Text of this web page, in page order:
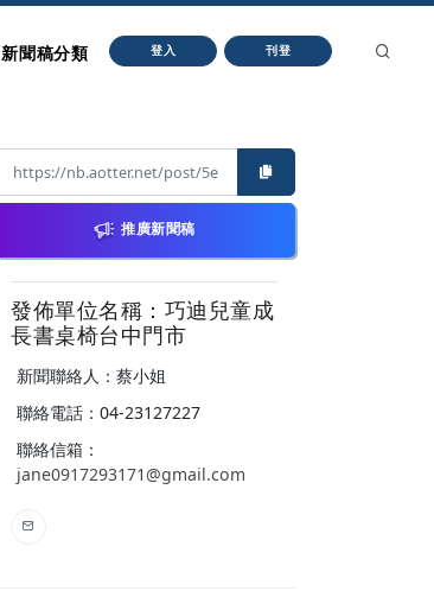
新聞稿分類 登入 刊登
推廣新聞稿
發佈單位名稱：巧迪兒童成
長書桌椅台中門市
新聞聯絡人：蔡小姐
聯絡電話：04-23127227
聯絡信箱：
jane0917293171@gmail.com